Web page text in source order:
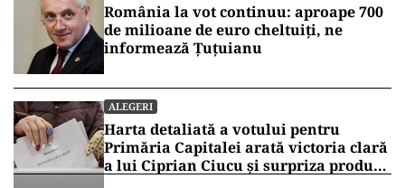
România la vot continuu: aproape 700
de milioane de euro cheltuiți, ne
informează Țuțuianu
ALEGERI
Harta detaliată a votului pentru
Primăria Capitalei arată victoria clară
a lui Ciprian Ciucu și surpriza produsă